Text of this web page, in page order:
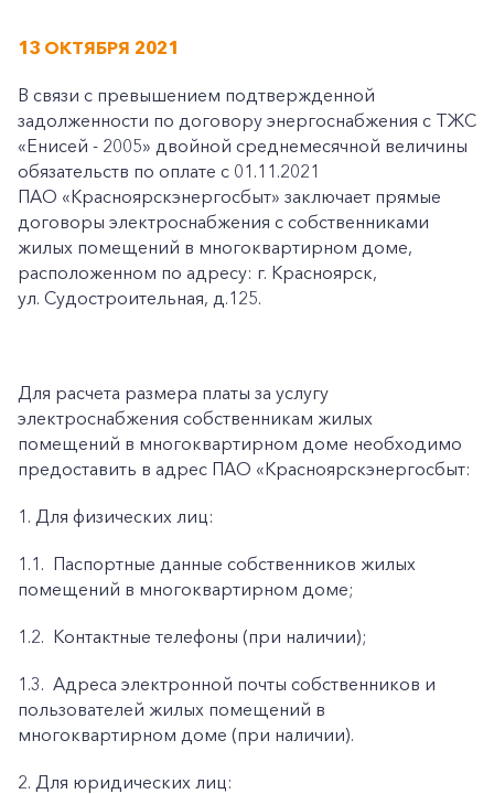
13 ОКТЯБРЯ 2021
В связи с превышением подтвержденной
задолженности по договору энергоснабжения с ТЖС
«Енисей - 2005» двойной среднемесячной величины
обязательств по оплате с 01.11.2021
ПАО «Красноярскэнергосбыт» заключает прямые
договоры электроснабжения с собственниками
жилых помещений в многоквартирном доме,
расположенном по адресу: г. Красноярск,
ул. Судостроительная, д.125.
Для расчета размера платы за услугу
электроснабжения собственникам жилых
помещений в многоквартирном доме необходимо
предоставить в адрес ПАО «Красноярскэнергосбыт:
1. Для физических лиц:
1.1. Паспортные данные собственников жилых
помещений в многоквартирном доме;
1.2. Контактные телефоны (при наличии);
1.3. Адреса электронной почты собственников и
пользователей жилых помещений в
многоквартирном доме (при наличии).
2. Для юридических лиц: